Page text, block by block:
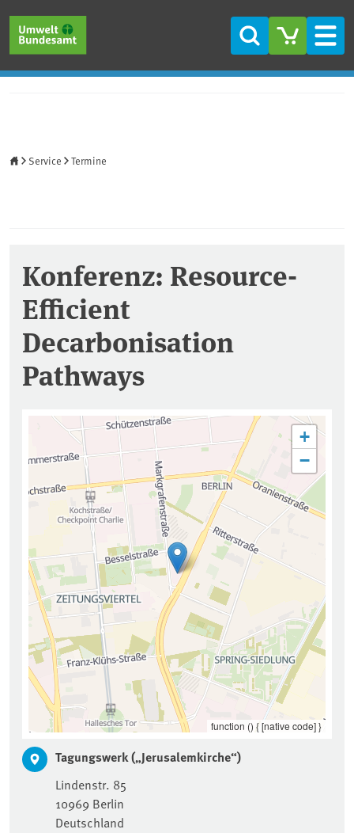
Suche
Service Termine
Konferenz: Resource-
Efficient
Decarbonisation
Pathways
+
−
function () { [native code] }
Tagungswerk („Jerusalemkirche“)
Lindenstr. 85
10969 Berlin
Deutschland